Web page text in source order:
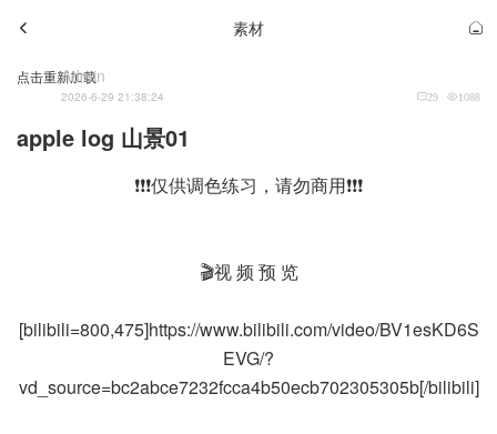
素材
点击重新加载
Admin
2026-6-29 21:38:24 29 1088
apple log 山景01
❗❗❗仅供调色练习，请勿商用❗❗❗
🎬视 频 预 览
[bilibili=800,475]https://www.bilibili.com/video/BV1esKD6S
EVG/?
vd_source=bc2abce7232fcca4b50ecb702305305b[/bilibili]